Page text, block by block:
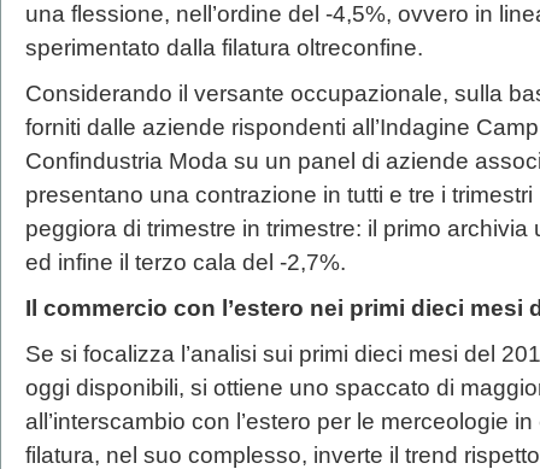
una flessione, nell’ordine del -4,5%, ovvero in
sperimentato dalla filatura oltreconfine.
Considerando il versante occupazionale, sulla
forniti dalle aziende rispondenti all’Indagine
Confindustria Moda su un panel di aziende
presentano una contrazione in tutti e tre i
peggiora di trimestre in trimestre: il primo
ed infine il terzo cala del -2,7%.
Il commercio con l’estero nei primi dieci mesi
Se si focalizza l’analisi sui primi dieci mesi del
oggi disponibili, si ottiene uno spaccato di
all’interscambio con l’estero per le merceologie
filatura, nel suo complesso, inverte il trend